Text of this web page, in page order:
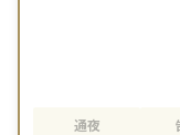
通夜